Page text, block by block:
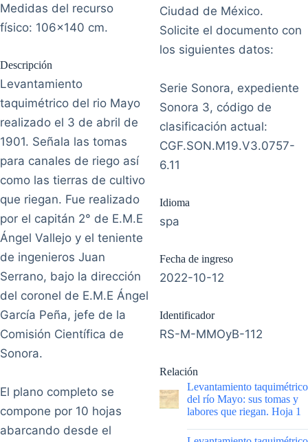
Medidas del recurso
físico: 106x140 cm.
Descripción
Levantamiento
taquimétrico del rio Mayo
realizado el 3 de abril de
1901. Señala las tomas
para canales de riego así
como las tierras de cultivo
que riegan. Fue realizado
por el capitán 2° de E.M.E
Ángel Vallejo y el teniente
de ingenieros Juan
Serrano, bajo la dirección
del coronel de E.M.E Ángel
García Peña, jefe de la
Comisión Científica de
Sonora.
El plano completo se
compone por 10 hojas
abarcando desde el
Ciudad de México.
Solicite el documento con
los siguientes datos:
Serie Sonora, expediente
Sonora 3, código de
clasificación actual:
CGF.SON.M19.V3.0757-
6.11
Idioma
spa
Fecha de ingreso
2022-10-12
Identificador
RS-M-MMOyB-112
Relación
Levantamiento taquimétrico
del río Mayo: sus tomas y
labores que riegan. Hoja 1
|